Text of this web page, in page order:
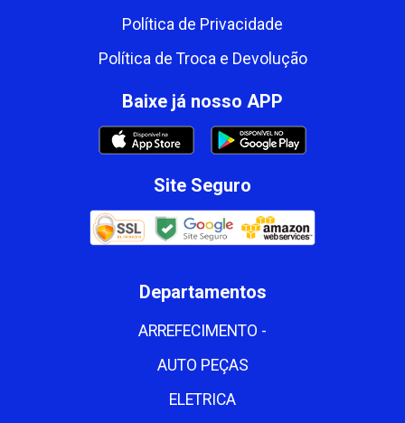
Política de Privacidade
Política de Troca e Devolução
Baixe já nosso APP
Site Seguro
Departamentos
ARREFECIMENTO -
AUTO PEÇAS
ELETRICA